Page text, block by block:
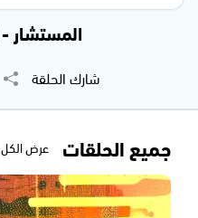
المستشار - 13.02.2023
شارك الحلقة
جميع الحلقات عرض الكل